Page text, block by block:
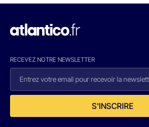
RECEVEZ NOTRE NEWSLETTER
S'INSCRIRE